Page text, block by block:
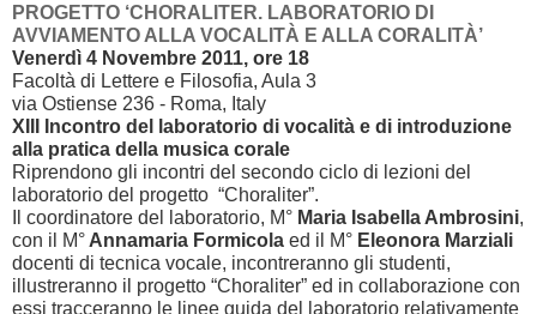
PROGETTO ‘CHORALITER. LABORATORIO DI
AVVIAMENTO ALLA VOCALITÀ E ALLA CORALITÀ’
Venerdì 4 Novembre 2011, ore 18
Facoltà di Lettere e Filosofia, Aula 3
via Ostiense 236 - Roma, Italy
XIII Incontro del laboratorio di vocalità e di introduzione
alla pratica della musica corale
Riprendono gli incontri del secondo ciclo di lezioni del
laboratorio del progetto “Choraliter”.
Il coordinatore del laboratorio, M° Maria Isabella Ambrosini,
con il M° Annamaria Formicola ed il M° Eleonora Marziali
docenti di tecnica vocale, incontreranno gli studenti,
illustreranno il progetto “Choraliter” ed in collaborazione con
essi tracceranno le linee guida del laboratorio relativamente